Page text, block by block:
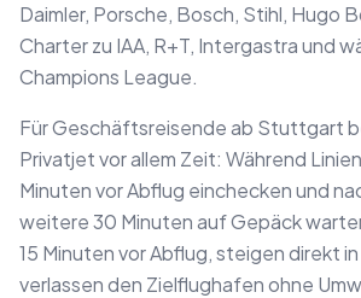
Daimler, Porsche, Bosch, Stihl, Hugo
Charter zu IAA, R+T, Intergastra und
Champions League.
Für Geschäftsreisende ab Stuttgart
Privatjet vor allem Zeit: Während
Minuten vor Abflug einchecken und
weitere 30 Minuten auf Gepäck
15 Minuten vor Abflug, steigen direkt
verlassen den Zielflughafen ohne